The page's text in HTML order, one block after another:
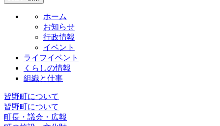
ホーム
お知らせ
行政情報
イベント
ライフイベント
くらしの情報
組織と仕事
皆野町について
皆野町について
町長・議会・広報